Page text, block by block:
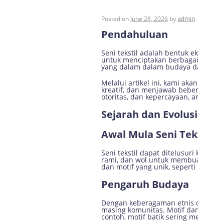
Posted on June 28, 2026 by admin
Pendahuluan
Seni tekstil adalah bentuk
untuk menciptakan
yang dalam dalam budaya
Melalui artikel ini, kami
kreatif, dan menjawab
otoritas, dan kepercayaan,
Sejarah dan
Awal Mula Seni
Seni tekstil dapat ditelusuri
rami, dan wol untuk
dan motif yang unik, seperti
Pengaruh Budaya
Dengan keberagaman
masing komunitas. Motif
contoh, motif batik sering